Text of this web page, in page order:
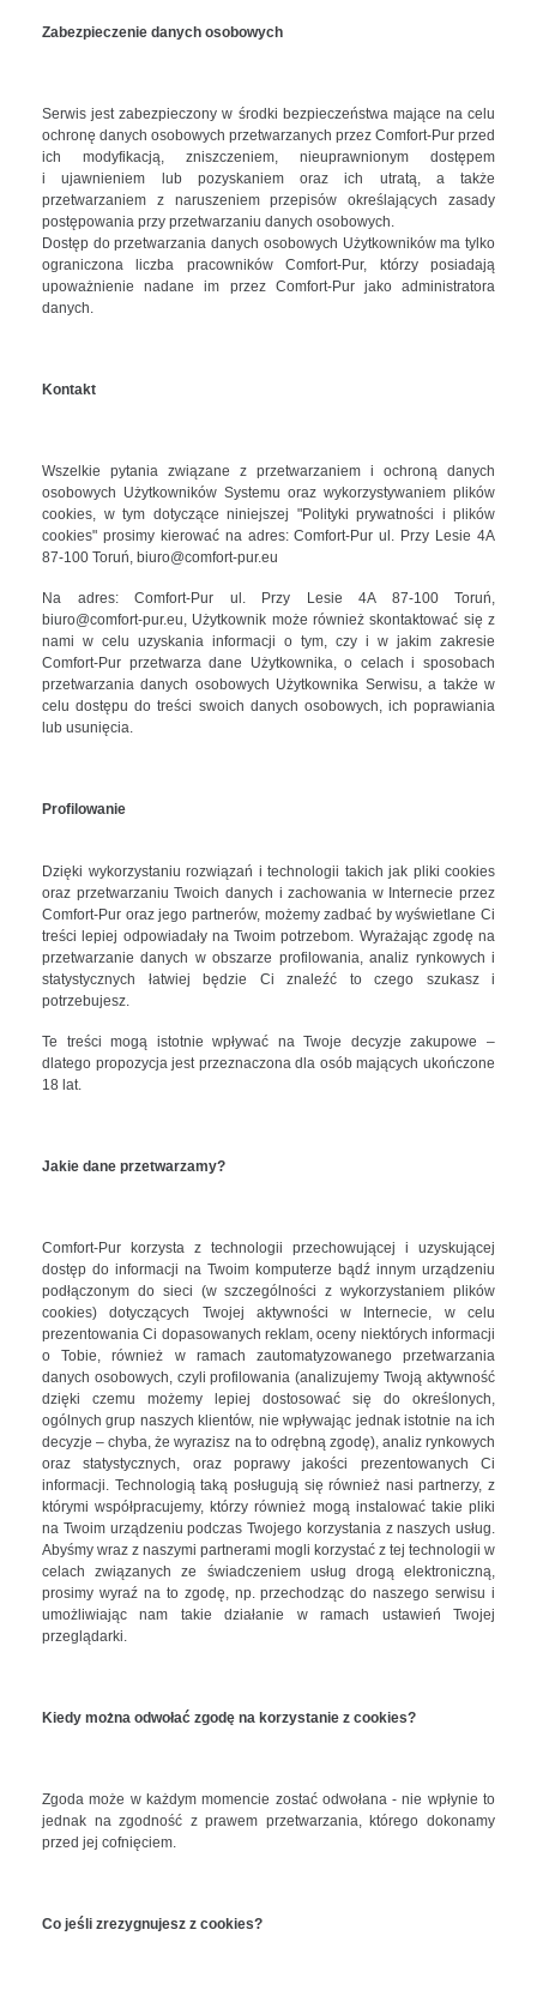
Zabezpieczenie danych osobowych
Serwis jest zabezpieczony w środki bezpieczeństwa mające na celu
ochronę danych osobowych przetwarzanych przez Comfort-Pur przed
ich modyfikacją, zniszczeniem, nieuprawnionym dostępem
i ujawnieniem lub pozyskaniem oraz ich utratą, a także
przetwarzaniem z naruszeniem przepisów określających zasady
postępowania przy przetwarzaniu danych osobowych.
Dostęp do przetwarzania danych osobowych Użytkowników ma tylko
ograniczona liczba pracowników Comfort-Pur, którzy posiadają
upoważnienie nadane im przez Comfort-Pur jako administratora
danych.
Kontakt
Wszelkie pytania związane z przetwarzaniem i ochroną danych
osobowych Użytkowników Systemu oraz wykorzystywaniem plików
cookies, w tym dotyczące niniejszej "Polityki prywatności i plików
cookies" prosimy kierować na adres: Comfort-Pur ul. Przy Lesie 4A
87-100 Toruń, biuro@comfort-pur.eu
Na adres: Comfort-Pur ul. Przy Lesie 4A 87-100 Toruń,
biuro@comfort-pur.eu, Użytkownik może również skontaktować się z
nami w celu uzyskania informacji o tym, czy i w jakim zakresie
Comfort-Pur przetwarza dane Użytkownika, o celach i sposobach
przetwarzania danych osobowych Użytkownika Serwisu, a także w
celu dostępu do treści swoich danych osobowych, ich poprawiania
lub usunięcia.
Profilowanie
Dzięki wykorzystaniu rozwiązań i technologii takich jak pliki cookies
oraz przetwarzaniu Twoich danych i zachowania w Internecie przez
Comfort-Pur oraz jego partnerów, możemy zadbać by wyświetlane Ci
treści lepiej odpowiadały na Twoim potrzebom. Wyrażając zgodę na
przetwarzanie danych w obszarze profilowania, analiz rynkowych i
statystycznych łatwiej będzie Ci znaleźć to czego szukasz i
potrzebujesz.
Te treści mogą istotnie wpływać na Twoje decyzje zakupowe –
dlatego propozycja jest przeznaczona dla osób mających ukończone
18 lat.
Jakie dane przetwarzamy?
Comfort-Pur korzysta z technologii przechowującej i uzyskującej
dostęp do informacji na Twoim komputerze bądź innym urządzeniu
podłączonym do sieci (w szczególności z wykorzystaniem plików
cookies) dotyczących Twojej aktywności w Internecie, w celu
prezentowania Ci dopasowanych reklam, oceny niektórych informacji
o Tobie, również w ramach zautomatyzowanego przetwarzania
danych osobowych, czyli profilowania (analizujemy Twoją aktywność
dzięki czemu możemy lepiej dostosować się do określonych,
ogólnych grup naszych klientów, nie wpływając jednak istotnie na ich
decyzje – chyba, że wyrazisz na to odrębną zgodę), analiz rynkowych
oraz statystycznych, oraz poprawy jakości prezentowanych Ci
informacji. Technologią taką posługują się również nasi partnerzy, z
którymi współpracujemy, którzy również mogą instalować takie pliki
na Twoim urządzeniu podczas Twojego korzystania z naszych usług.
Abyśmy wraz z naszymi partnerami mogli korzystać z tej technologii w
celach związanych ze świadczeniem usług drogą elektroniczną,
prosimy wyraź na to zgodę, np. przechodząc do naszego serwisu i
umożliwiając nam takie działanie w ramach ustawień Twojej
przeglądarki.
Kiedy można odwołać zgodę na korzystanie z cookies?
Zgoda może w każdym momencie zostać odwołana - nie wpłynie to
jednak na zgodność z prawem przetwarzania, którego dokonamy
przed jej cofnięciem.
Co jeśli zrezygnujesz z cookies?